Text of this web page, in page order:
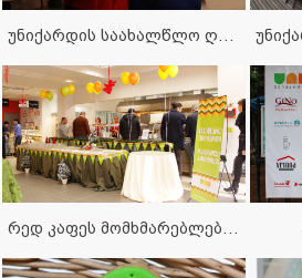
უნიქარდის საახალწლო ღონისძიება ბავშვებისთვის 2017
2016 რედ კაფეს მომხმარებლების დაჯილდოება